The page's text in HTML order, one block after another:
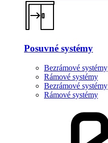
Posuvné systémy
Bezrámové systémy
Rámové systémy
Bezrámové systémy
Rámové systémy